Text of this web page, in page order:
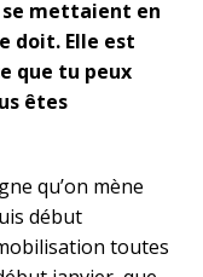
mettaient en
doit. Elle est
que tu peux
êtes
qu’on mène
début
toutes